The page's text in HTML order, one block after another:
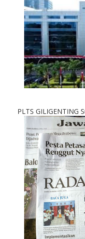
PLTS GILIGENTING